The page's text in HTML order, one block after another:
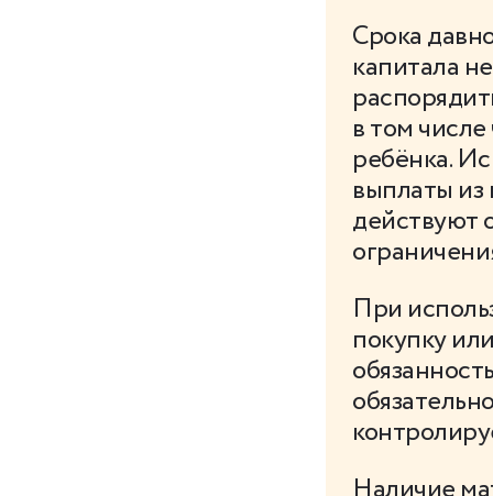
Срока
капитала
в том
ребёнка.
выплаты из
действуют
При
покупку